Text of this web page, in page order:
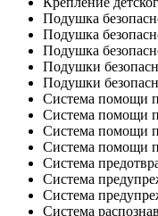
Подушка
Подушка
Подушка
Подушки
Подушки
Система помощи
Система помощи
Система помощи
Система помощи
Система
Система
Система
Система